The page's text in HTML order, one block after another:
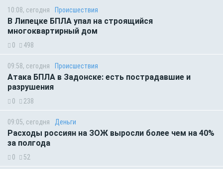
10:08, сегодня Происшествия
В Липецке БПЛА упал на строящийся
многоквартирный дом
0 498
09:58, сегодня Происшествия
Атака БПЛА в Задонске: есть пострадавшие и
разрушения
0 238
09:05, сегодня Деньги
Расходы россиян на ЗОЖ выросли более чем на 40%
за полгода
0 52